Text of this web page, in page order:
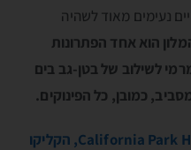
נעימים מאוד לשהיה
הוא אחד הפתרונות
לשילוב של בטן-גב בים
כמובן, כל הפינוקים.
לבדיקת זמינות ומחירים ב-California Park Hotel, הקליקו